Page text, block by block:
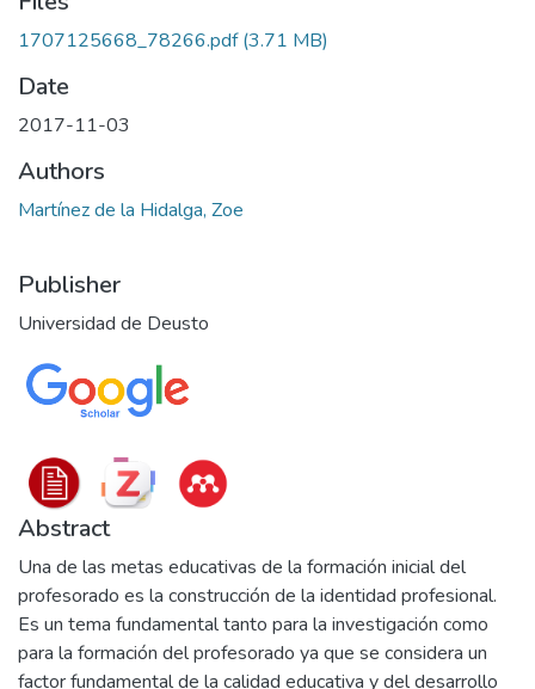
1707125668_78266.pdf(3.71 MB)
Date
2017-11-03
Authors
Martínez de la Hidalga, Zoe
Publisher
Universidad de Deusto
Abstract
Una de las metas educativas de la formación inicial del
profesorado es la construcción de la identidad profesional.
Es un tema fundamental tanto para la investigación como
para la formación del profesorado ya que se considera un
factor fundamental de la calidad educativa y del desarrollo